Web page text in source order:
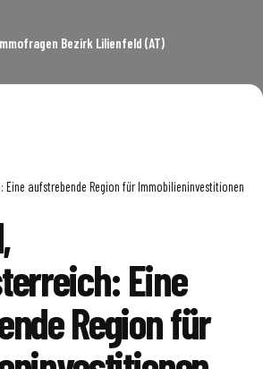
Bezirk Lilienfeld (AT)
aufstrebende Region für Immobilieninvestitionen
Eine
Region für